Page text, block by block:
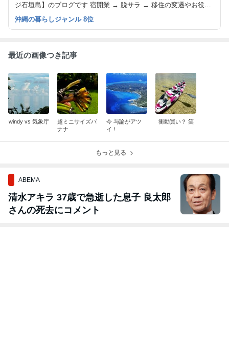
ジ石垣島】のブログです 宿開業 → 脱サラ → 移住の変遷やお役立
ち島情報までいろいろ書き留めていますのでよろしければ覗いてみ
てください
沖縄の暮らしジャンル 8位
最近の画像つき記事
windy vs 気象庁
超ミニサイズバ
ナナ
今 与論がアツ
イ！
衝動買い？ 笑
もっと見る
ABEMA
清水アキラ 37歳で急逝した息子 良太郎
さんの死去にコメント